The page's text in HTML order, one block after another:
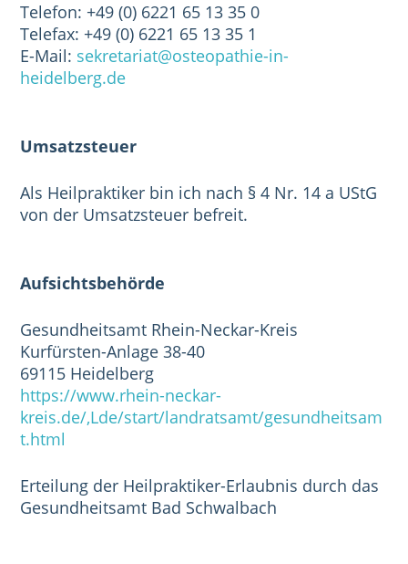
Telefon: +49 (0) 6221 65 13 35 0
Telefax: +49 (0) 6221 65 13 35 1
E-Mail: sekretariat@osteopathie-in-
heidelberg.de
Umsatzsteuer
Als Heilpraktiker bin ich nach § 4 Nr. 14 a UStG
von der Umsatzsteuer befreit.
Aufsichtsbehörde
Gesundheitsamt Rhein-Neckar-Kreis
Kurfürsten-Anlage 38-40
69115 Heidelberg
https://www.rhein-neckar-
kreis.de/,Lde/start/landratsamt/gesundheitsam
t.html
Erteilung der Heilpraktiker-Erlaubnis durch das
Gesundheitsamt Bad Schwalbach